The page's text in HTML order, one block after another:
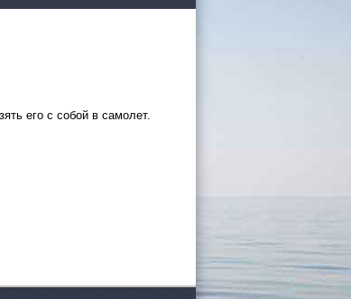
его с собой в самолет.